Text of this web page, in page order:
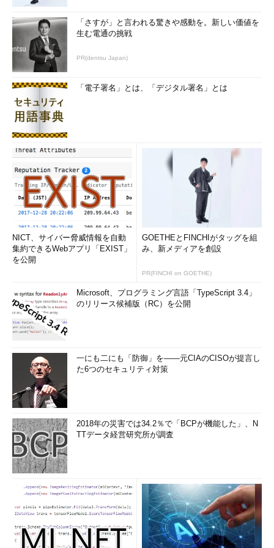
「さすが」と言われる驚きや感動を。新しい価値を
生む電通の挑戦
PR(dentsu Japan)
「電子署名」とは、「デジタル署名」とは
NICT、サイバー脅威情報を自動
集約できるWebアプリ「EXIST」
を公開
GOETHEとFINCHIがタッグを組
み、新メディアを創設
PR(FINCHI on GOETHE)
Microsoft、プログラミング言語「TypeScript 3.4」
のリリース候補版（RC）を公開
一にも二にも「防御」を――元CIAのCISOが提言し
た6つのセキュリティ対策
2018年の災害では34.2％で「BCPが機能した」、N
TTデータ経営研究所が調査